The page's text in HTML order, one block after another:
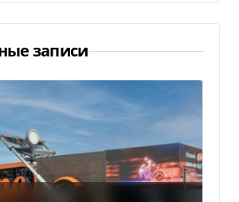
записи